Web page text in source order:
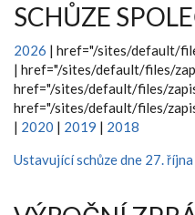
SCHŮZE
2026 | href="/sites/default/
| href="/sites/default/files/
href="/sites/default/files/
href="/sites/default/files/
| 2020 | 2019 | 2018
Ustavující schůze dne 27.